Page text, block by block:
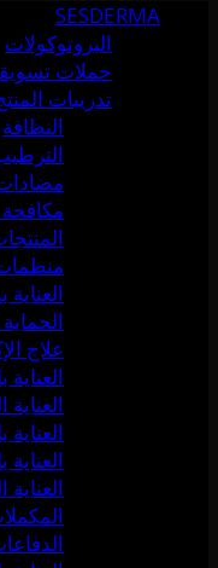
SESDERMA
البروتوكولات
حملات
تدريبات
النظافة
علاج
العناية
العناية
العناية